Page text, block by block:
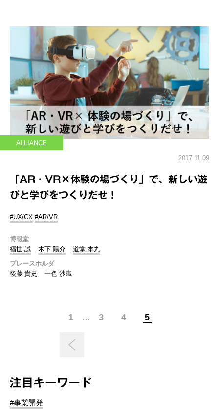
ALLIANCE
2017.11.09
「AR・VR×体験の場づくり」で、新しい遊
びと学びをつくりだせ！
#UX/CX #AR/VR
博報堂
福世 誠
木下 陽介
道堂 本丸
プレースホルダ
後藤 貴史
一色 沙織
1 … 3 4 5
注目キーワード
#事業開発